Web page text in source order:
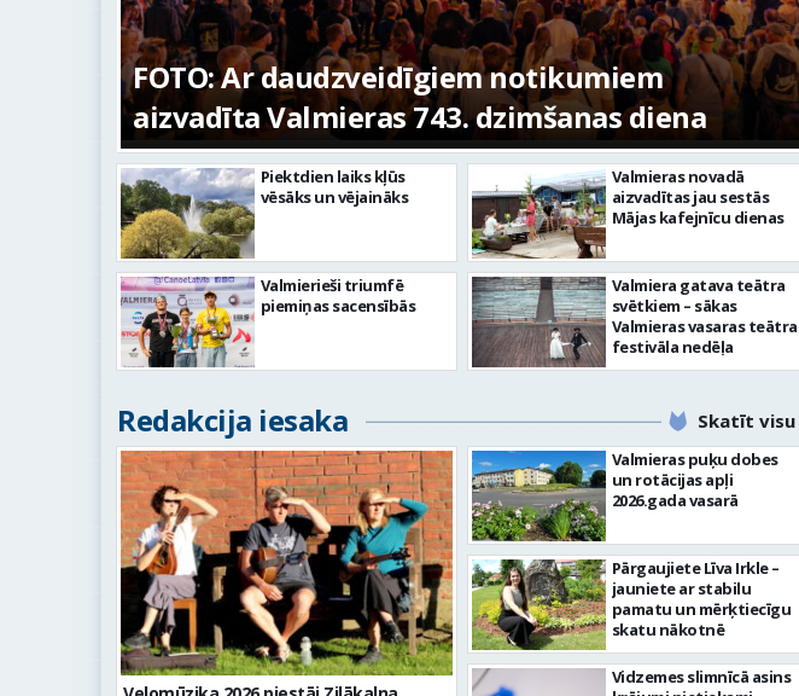
FOTO: Ar daudzveidīgiem notikumiem
aizvadīta Valmieras 743. dzimšanas diena
Piektdien laiks kļūs
vēsāks un vējaināks
Valmierieši triumfē
piemiņas sacensībās
Valmieras novadā
aizvadītas jau sestās
Mājas kafejnīcu dienas
Valmiera gatava teātra
svētkiem – sākas
Valmieras vasaras teātra
festivāla nedēļa
Redakcija iesaka Skatīt visu
Valmieras puķu dobes
un rotācijas apļi
2026.gada vasarā
Pārgaujiete Līva Irkle –
jauniete ar stabilu
pamatu un mērķtiecīgu
skatu nākotnē
Vidzemes slimnīcā asins